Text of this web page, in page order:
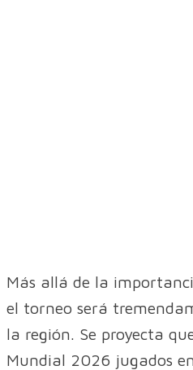
Más allá de la
el torneo será
la región. Se proyecta
Mundial 2026 jugados